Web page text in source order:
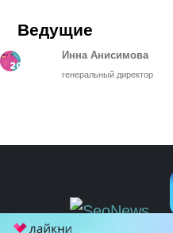
Ведущие
Инна Анисимова
генеральный директор